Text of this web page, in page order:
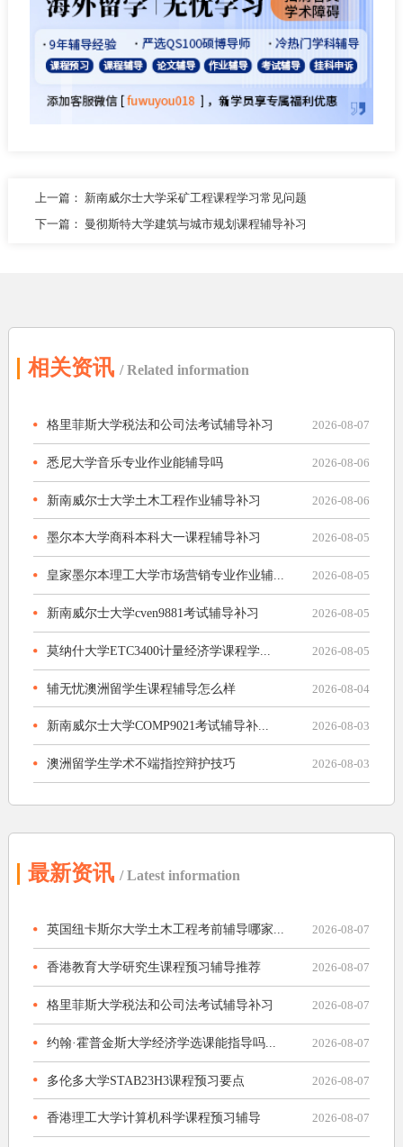
上一篇： 新南威尔士大学采矿工程课程学习常见问题
下一篇： 曼彻斯特大学建筑与城市规划课程辅导补习
相关资讯 / Related information
格里菲斯大学税法和公司法考试辅导补习 2026-08-07
悉尼大学音乐专业作业能辅导吗 2026-08-06
新南威尔士大学土木工程作业辅导补习 2026-08-06
墨尔本大学商科本科大一课程辅导补习 2026-08-05
皇家墨尔本理工大学市场营销专业作业辅... 2026-08-05
新南威尔士大学cven9881考试辅导补习 2026-08-05
莫纳什大学ETC3400计量经济学课程学... 2026-08-05
辅无忧澳洲留学生课程辅导怎么样 2026-08-04
新南威尔士大学COMP9021考试辅导补... 2026-08-03
澳洲留学生学术不端指控辩护技巧 2026-08-03
最新资讯 / Latest information
英国纽卡斯尔大学土木工程考前辅导哪家... 2026-08-07
香港教育大学研究生课程预习辅导推荐 2026-08-07
格里菲斯大学税法和公司法考试辅导补习 2026-08-07
约翰·霍普金斯大学经济学选课能指导吗... 2026-08-07
多伦多大学STAB23H3课程预习要点 2026-08-07
香港理工大学计算机科学课程预习辅导 2026-08-07